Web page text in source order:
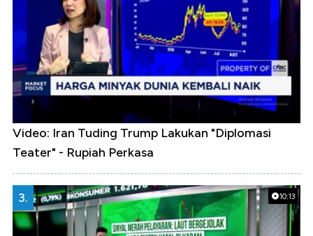
Video: Iran Tuding Trump Lakukan "Diplomasi
Teater" - Rupiah Perkasa
10:13
3.